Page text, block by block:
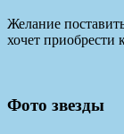
Желание
хочет приобрести
Фото звезды